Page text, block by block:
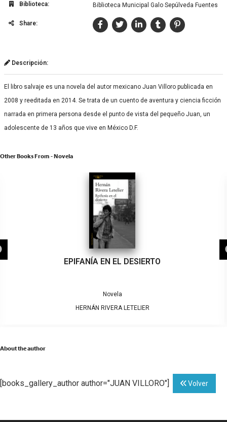
Biblioteca: Biblioteca Municipal Galo Sepúlveda Fuentes
Share:
Descripción:
El libro salvaje es una novela del autor mexicano Juan Villoro publicada en
2008 y reeditada en 2014. Se trata de un cuento de aventura y ciencia ficción
narrada en primera persona desde el punto de vista del pequeño Juan, un
adolescente de 13 años que vive en México D.F.
Other Books From - Novela
EPIFANÍA EN EL DESIERTO
Novela
HERNÁN RIVERA LETELIER
About the author
[books_gallery_author author="JUAN VILLORO"] Volver